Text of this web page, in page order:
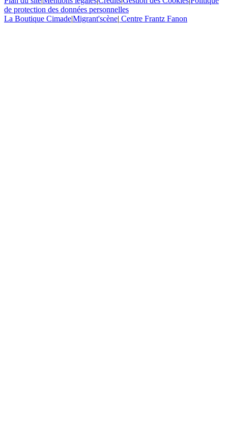
de protection des données personnelles
La Boutique Cimade|Migrant'scène| Centre Frantz Fanon